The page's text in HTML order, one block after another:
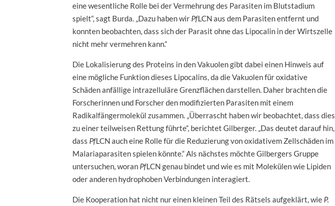
eine wesentliche Rolle bei der Vermehrung des Parasiten im Blutstadium
spielt“, sagt Burda. „Dazu haben wir PfLCN aus dem Parasiten entfernt und
konnten beobachten, dass sich der Parasit ohne das Lipocalin in der Wirtszelle
nicht mehr vermehren kann.“
Die Lokalisierung des Proteins in den Vakuolen gibt dabei einen Hinweis auf
eine mögliche Funktion dieses Lipocalins, da die Vakuolen für oxidative
Schäden anfällige intrazelluläre Grenzflächen darstellen. Daher brachten die
Forscherinnen und Forscher den modifizierten Parasiten mit einem
Radikalfängermolekül zusammen. „Überrascht haben wir beobachtet, dass dies
zu einer teilweisen Rettung führte“, berichtet Gilberger. „Das deutet darauf hin,
dass PfLCN auch eine Rolle für die Reduzierung von oxidativem Zellschäden im
Malariaparasiten spielen könnte.“ Als nächstes möchte Gilbergers Gruppe
untersuchen, woran PfLCN genau bindet und wie es mit Molekülen wie Lipiden
oder anderen hydrophoben Verbindungen interagiert.
Die Kooperation hat nicht nur einen kleinen Teil des Rätsels aufgeklärt, wie P.